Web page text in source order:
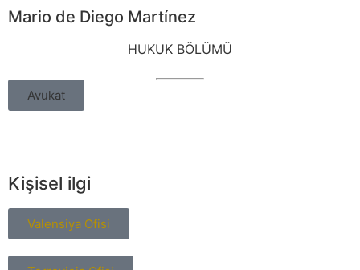
Mario de Diego Martínez
HUKUK BÖLÜMÜ
Avukat
Kişisel ilgi
Valensiya Ofisi